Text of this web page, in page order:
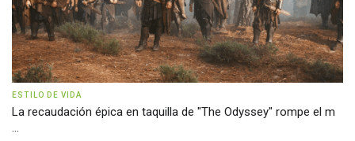
ESTILO DE VIDA
La recaudación épica en taquilla de "The Odyssey" rompe el m
...